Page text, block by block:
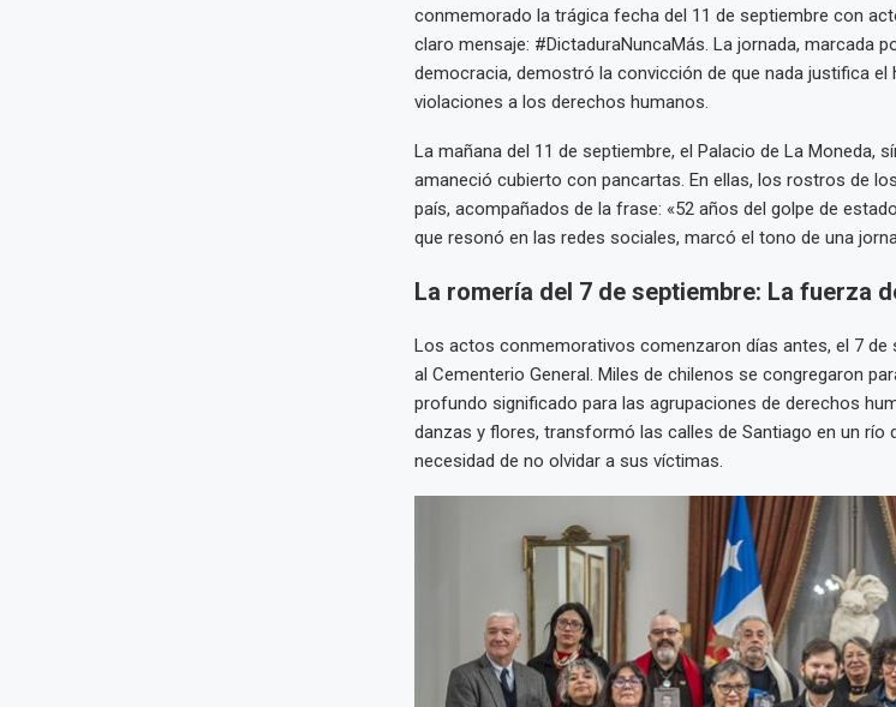
conmemorado la trágica fecha del 11 de septiembre con
claro mensaje: #DictaduraNuncaMás. La jornada, marcada
democracia, demostró la convicción de que nada justifica el
violaciones a los derechos humanos.
La mañana del 11 de septiembre, el Palacio de La Moneda,
amaneció cubierto con pancartas. En ellas, los rostros de
país, acompañados de la frase: «52 años del golpe de
que resonó en las redes sociales, marcó el tono de una
La romería del 7 de septiembre: La fuerza
Los actos conmemorativos comenzaron días antes, el 7 de
al Cementerio General. Miles de chilenos se congregaron
profundo significado para las agrupaciones de derechos
danzas y flores, transformó las calles de Santiago en un río
necesidad de no olvidar a sus víctimas.